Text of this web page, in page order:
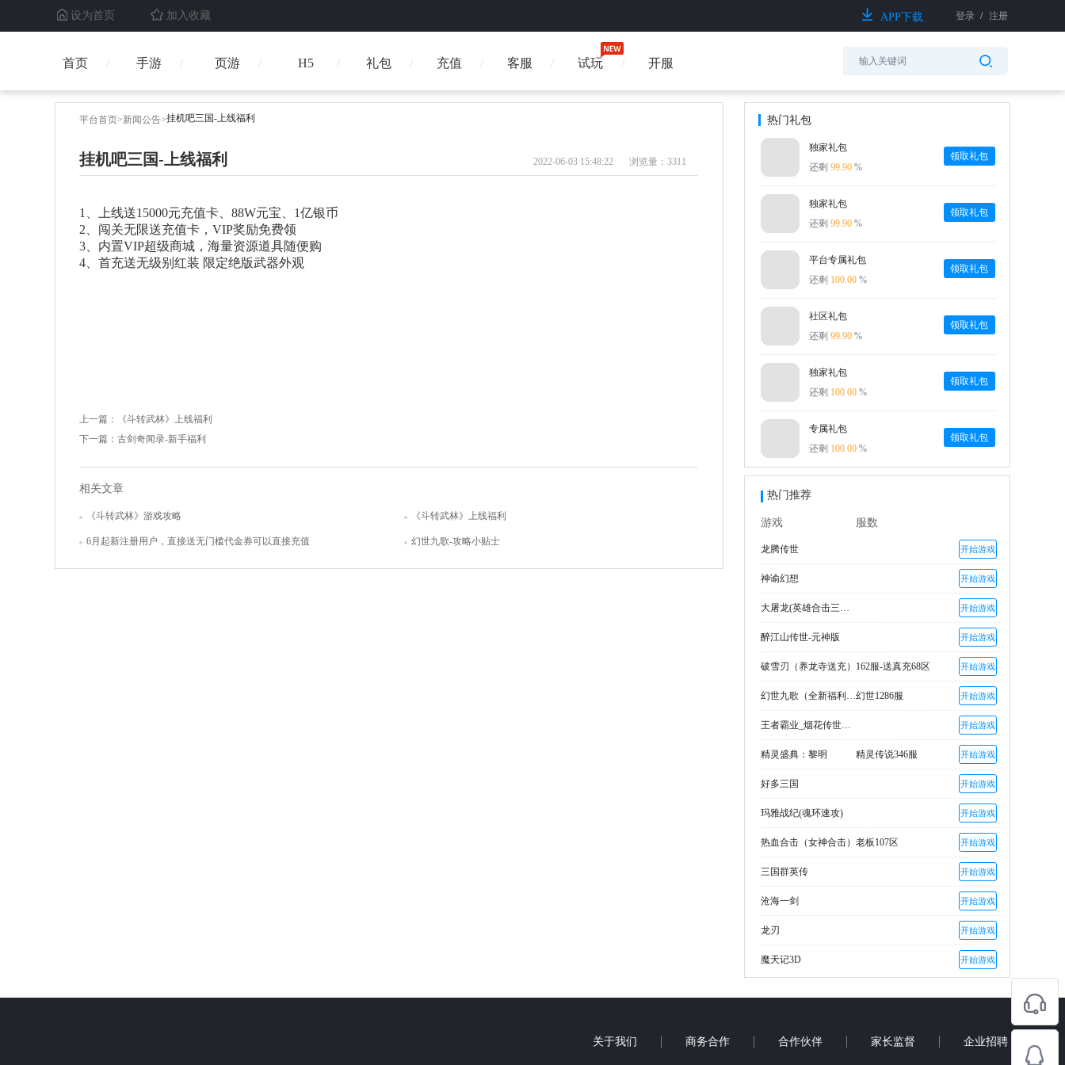
设为首页 加入收藏 APP下载 登录 / 注册
首页 手游 H5
页游 礼包 充值 客服 试玩 开服
平台首页>新闻公告>挂机吧三国-上线福利
挂机吧三国-上线福利 2022-06-03 15:48:22 浏览量：3311
1、上线送15000元充值卡、88W元宝、1亿银币
2、闯关无限送充值卡，VIP奖励免费领
3、内置VIP超级商城，海量资源道具随便购
4、首充送无级别红装 限定绝版武器外观
上一篇：
《斗转武林》上线福利
下一篇： 古剑奇闻录-新手福利
相关文章
《斗转武林》游戏攻略 《斗转武林》上线福利
6月起新注册用户，直接送无门槛代金券可以直接充值 幻世九歌-攻略小贴士
热门礼包
独家礼包
还剩 99.90 %
领取礼包
独家礼包
还剩 99.90 %
领取礼包
平台专属礼包
还剩 100.00 %
领取礼包
社区礼包
还剩 99.90 %
领取礼包
独家礼包
还剩 100.00 %
领取礼包
专属礼包
还剩 100.00 %
领取礼包
热门推荐
游戏 服数
龙腾传世 开始游戏
神谕幻想 开始游戏
大屠龙(英雄合击三职业) 开始游戏
醉江山传世-元神版 开始游戏
破雪刃（养龙寺送充） 162服-送真充68区 开始游戏
幻世九歌（全新福利高返版）幻世1286服 开始游戏
王者霸业_烟花传世爽爆充 开始游戏
精灵盛典：黎明 精灵传说346服 开始游戏
好多三国 开始游戏
玛雅战纪(魂环速攻) 开始游戏
热血合击（女神合击） 老板107区 开始游戏
三国群英传 开始游戏
沧海一剑 开始游戏
龙刃 开始游戏
魔天记3D 开始游戏
关于我们 商务合作 合作伙伴 家长监督 企业招聘